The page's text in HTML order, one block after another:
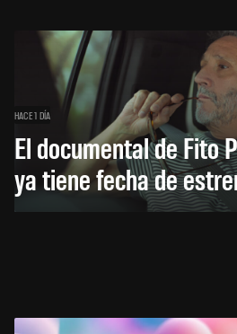
HACE 1 DÍA
El documental de Fito
ya tiene fecha de